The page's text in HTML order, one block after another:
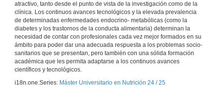
atractivo, tanto desde el punto de vista de la investigación como de la
clínica. Los continuos avances tecnológicos y la elevada prevalencia
de determinadas enfermedades endocrino- metabólicas (como la
diabetes y los trastornos de la conducta alimentaria) determinan la
necesidad de contar con profesionales cada vez mejor formados en su
ámbito para poder dar una adecuada respuesta a los problemas socio-
sanitarios que se presentan, pero también con una sólida formación
académica que les permita adaptarse a los continuos avances
científicos y tecnológicos.
i18n.one.Series: Máster Universitario en Nutrición 24 / 25
Presentación del Máster Universitario en Nutricón, curso 24 / 25
2 de out. de 2024